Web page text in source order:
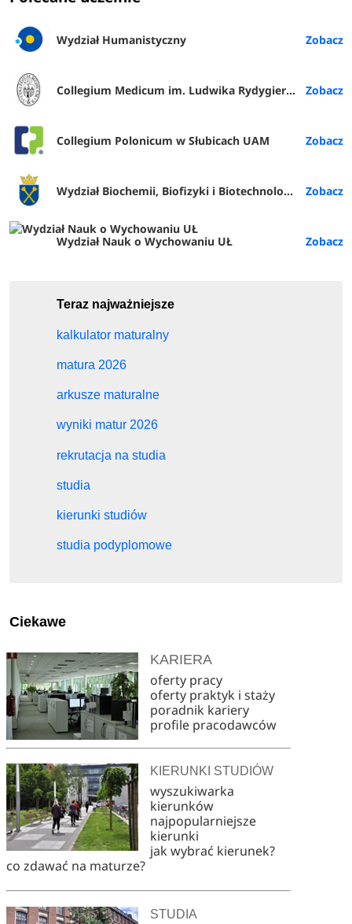
Wydział Humanistyczny
Collegium Medicum im. Ludwika Rydygiera w Bydgoszczy
Collegium Polonicum w Słubicach UAM
Wydział Biochemii, Biofizyki i Biotechnologii UJ
Wydział Nauk o Wychowaniu UŁ
Teraz najważniejsze
kalkulator maturalny
matura 2026
arkusze maturalne
wyniki matur 2026
rekrutacja na studia
studia
kierunki studiów
studia podyplomowe
Ciekawe
KARIERA
oferty pracy
oferty praktyk i staży
poradnik kariery
profile pracodawców
KIERUNKI STUDIÓW
wyszukiwarka
kierunków
najpopularniejsze
kierunki
jak wybrać kierunek?
co zdawać na maturze?
STUDIA